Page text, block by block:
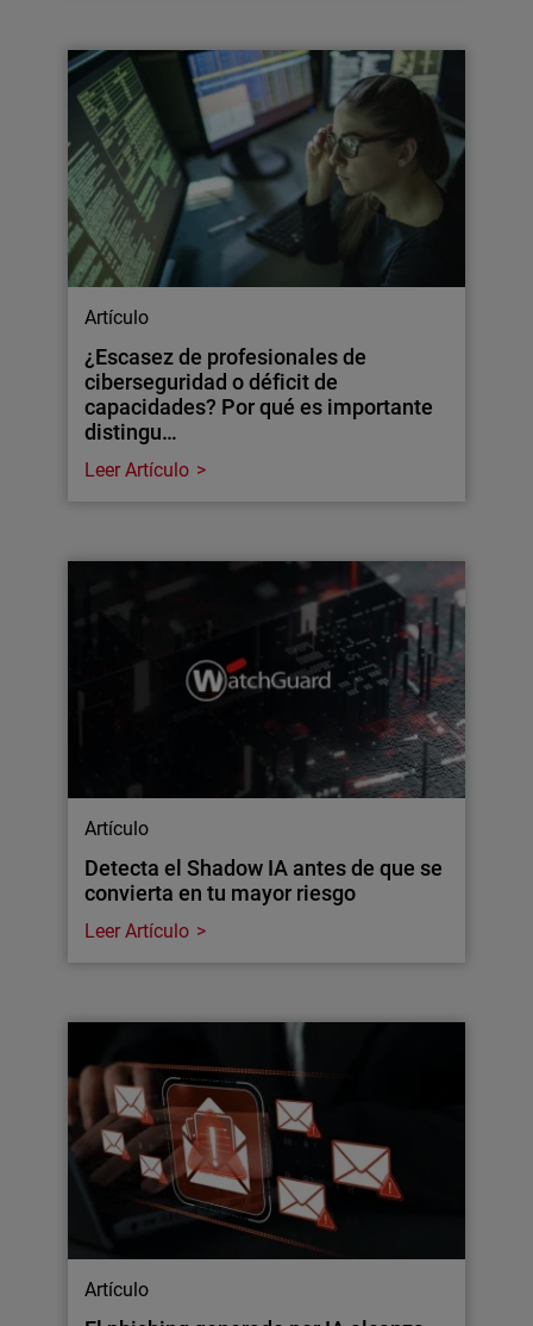
Artículo
¿Escasez de profesionales de
ciberseguridad o déficit de
capacidades? Por qué es importante
distingu…
Leer Artículo
Artículo
Detecta el Shadow IA antes de que se
convierta en tu mayor riesgo
Leer Artículo
Artículo